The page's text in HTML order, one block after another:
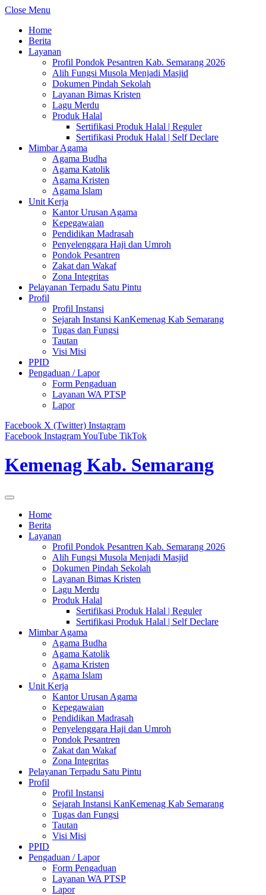
Close Menu
Home
Berita
Layanan
Profil Pondok Pesantren Kab. Semarang 2026
Alih Fungsi Musola Menjadi Masjid
Dokumen Pindah Sekolah
Layanan Bimas Kristen
Lagu Merdu
Produk Halal
Sertifikasi Produk Halal | Reguler
Sertifikasi Produk Halal | Self Declare
Mimbar Agama
Agama Budha
Agama Katolik
Agama Kristen
Agama Islam
Unit Kerja
Kantor Urusan Agama
Kepegawaian
Pendidikan Madrasah
Penyelenggara Haji dan Umroh
Pondok Pesantren
Zakat dan Wakaf
Zona Integritas
Pelayanan Terpadu Satu Pintu
Profil
Profil Instansi
Sejarah Instansi KanKemenag Kab Semarang
Tugas dan Fungsi
Tautan
Visi Misi
PPID
Pengaduan / Lapor
Form Pengaduan
Layanan WA PTSP
Lapor
Facebook X (Twitter) Instagram
Facebook InstagramYouTube TikTok
Kemenag Kab. Semarang
Home
Berita
Layanan
Profil Pondok Pesantren Kab. Semarang 2026
Alih Fungsi Musola Menjadi Masjid
Dokumen Pindah Sekolah
Layanan Bimas Kristen
Lagu Merdu
Produk Halal
Sertifikasi Produk Halal | Reguler
Sertifikasi Produk Halal | Self Declare
Mimbar Agama
Agama Budha
Agama Katolik
Agama Kristen
Agama Islam
Unit Kerja
Kantor Urusan Agama
Kepegawaian
Pendidikan Madrasah
Penyelenggara Haji dan Umroh
Pondok Pesantren
Zakat dan Wakaf
Zona Integritas
Pelayanan Terpadu Satu Pintu
Profil
Profil Instansi
Sejarah Instansi KanKemenag Kab Semarang
Tugas dan Fungsi
Tautan
Visi Misi
PPID
Pengaduan / Lapor
Form Pengaduan
Layanan WA PTSP
Lapor